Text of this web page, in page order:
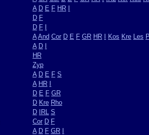
A D E F HR
D F
D F
A And Cor D E F GR HR Kos Kre Les
A D
HR
Zyp
A D E F S
A HR
D E F GR
D Kre Rho
D IRL S
Cor D F
A D F GR